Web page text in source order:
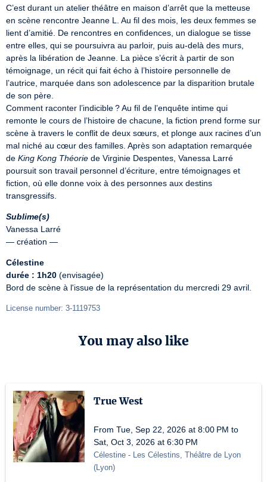
C’est durant un atelier théâtre en maison d’arrêt que la metteuse
en scène rencontre Jeanne L. Au fil des mois, les deux femmes se
lient d’amitié. De rencontres en confidences, un dialogue se tisse
entre elles, qui se poursuivra au parloir, puis au-delà des murs,
après la libération de Jeanne. La pièce s’écrit à partir de son
témoignage, un récit qui fait écho à l’histoire personnelle de
l’autrice, marquée dans son adolescence par la disparition brutale
de son père.
Comment raconter l’indicible ? Au fil de l’enquête intime qui
remonte le cours de l’histoire de chacune, la fiction prend forme sur
scène à travers le conflit de deux sœurs, et plonge aux racines d’un
mal niché au cœur des familles. Après son adaptation remarquée
de King Kong Théorie de Virginie Despentes, Vanessa Larré
poursuit son travail personnel d’écriture, entre témoignages et
fiction, où elle donne voix à des personnes aux destins
transgressifs.
Sublime(s)
Vanessa Larré
— création —
Célestine
durée : 1h20 (envisagée)
Bord de scène à l'issue de la représentation du mercredi 29 avril.
License number: 3-1119753
You may also like
True West
From Tue, Sep 22, 2026 at 8:00 PM to
Sat, Oct 3, 2026 at 6:30 PM
Célestine - Les Célestins, Théâtre de Lyon
(Lyon)